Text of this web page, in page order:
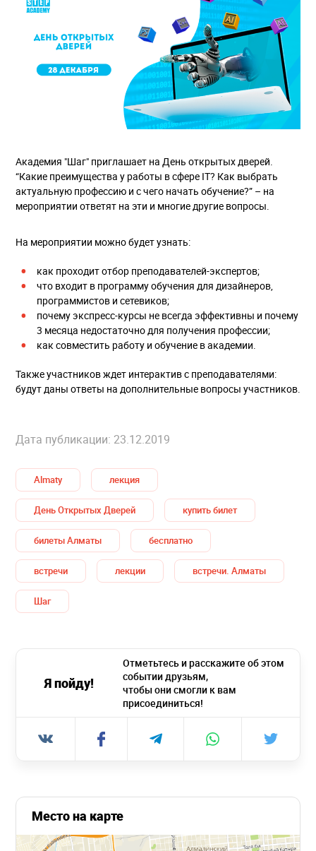
Академия "Шаг" приглашает на День открытых дверей.
“Какие преимущества у работы в сфере IT? Как выбрать
актуальную профессию и с чего начать обучение?” – на
мероприятии ответят на эти и многие другие вопросы.
На мероприятии можно будет узнать:
как проходит отбор преподавателей-экспертов;
что входит в программу обучения для дизайнеров,
программистов и сетевиков;
почему экспресс-курсы не всегда эффективны и почему
3 месяца недостаточно для получения профессии;
как совместить работу и обучение в академии.
Также участников ждет интерактив с преподавателями:
будут даны ответы на дополнительные вопросы участников.
Дата публикации: 23.12.2019
Almaty лекция
День Открытых Дверей купить билет
билеты Алматы бесплатно
встречи лекции встречи. Алматы
Шаг
Я пойду!
Отметьтесь и расскажите об этом
событии друзьям,
чтобы они смогли к вам
присоединиться!
Место на карте